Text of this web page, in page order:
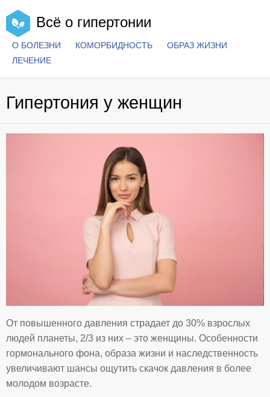
Всё о гипертонии
О БОЛЕЗНИ КОМОРБИДНОСТЬ
ОБРАЗ ЖИЗНИ
ЛЕЧЕНИЕ
Гипертония у женщин
От повышенного давления страдает до 30% взрослых
людей планеты, 2/3 из них – это женщины. Особенности
гормонального фона, образа жизни и наследственность
увеличивают шансы ощутить скачок давления в более
молодом возрасте.